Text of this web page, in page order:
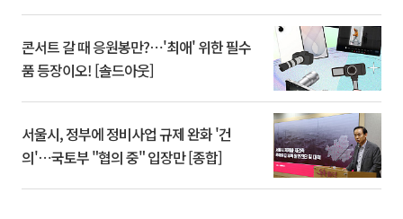
콘서트 갈 때 응원봉만?⋯'최애' 위한 필수
품 등장이오! [솔드아웃]
서울시, 정부에 정비사업 규제 완화 '건
의'⋯국토부 "협의 중" 입장만 [종합]